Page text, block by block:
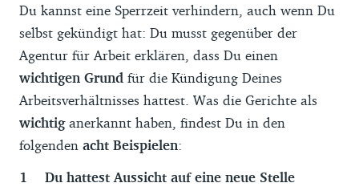
Du kannst eine Sperrzeit verhindern, auch wenn Du
selbst gekündigt hat: Du musst gegenüber der
Agentur für Arbeit erklären, dass Du einen
wichtigen Grund für die Kündigung Deines
Arbeitsverhältnisses hattest. Was die Gerichte als
wichtiganerkannt haben, findest Du in den
folgenden acht Beispielen:
Du hattest Aussicht auf eine neue Stelle